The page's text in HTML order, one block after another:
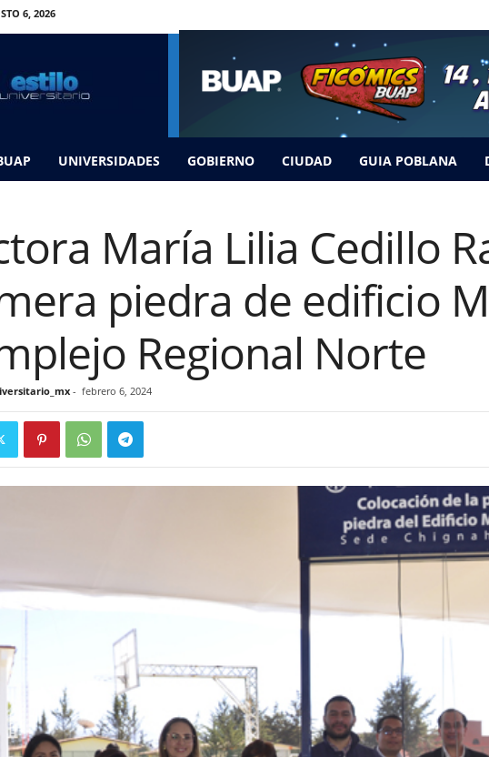
6, 2026
UNIVERSIDADES GOBIERNO CIUDAD GUIA POBLANA
María Lilia Cedillo
piedra de edificio
Regional Norte
- febrero 6, 2024